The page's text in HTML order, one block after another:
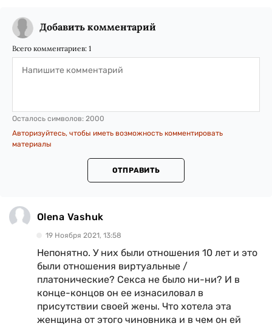
Добавить комментарий
Всего комментариев: 1
Осталось символов: 2000
Авторизуйтесь, чтобы иметь возможность комментировать
материалы
ОТПРАВИТЬ
Olena Vashuk
19 Ноября 2021, 13:58
Непонятно. У них были отношения 10 лет и это
были отношения виртуальные /
платонические? Секса не было ни-ни? И в
конце-концов он ее изнасиловал в
присутствии своей жены. Что хотела эта
женщина от этого чиновника и в чем он ей